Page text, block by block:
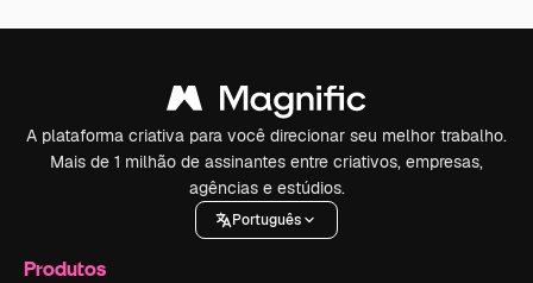
A plataforma criativa para você direcionar seu melhor trabalho.
Mais de 1 milhão de assinantes entre criativos, empresas,
agências e estúdios.
Português
Produtos